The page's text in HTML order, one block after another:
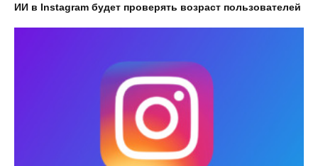
ИИ в Instagram будет проверять возраст пользователей